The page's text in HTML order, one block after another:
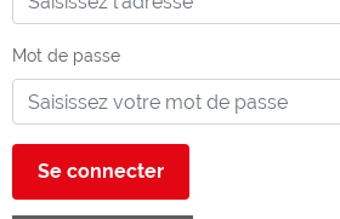
Mot de passe
Se connecter